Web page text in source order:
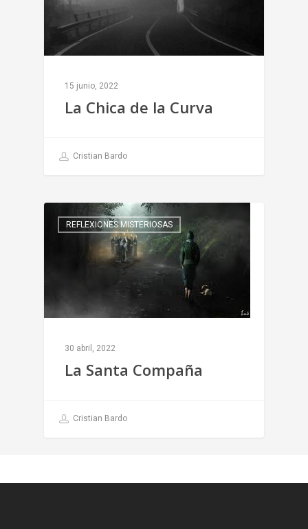
15 junio, 2022
La Chica de la Curva
Cristian Bardo
REFLEXIONES MISTERIOSAS
30 abril, 2022
La Santa Compaña
Cristian Bardo